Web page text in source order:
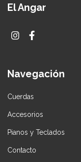
El Angar
Navegación
Cuerdas
Accesorios
Pianos y Teclados
Contacto